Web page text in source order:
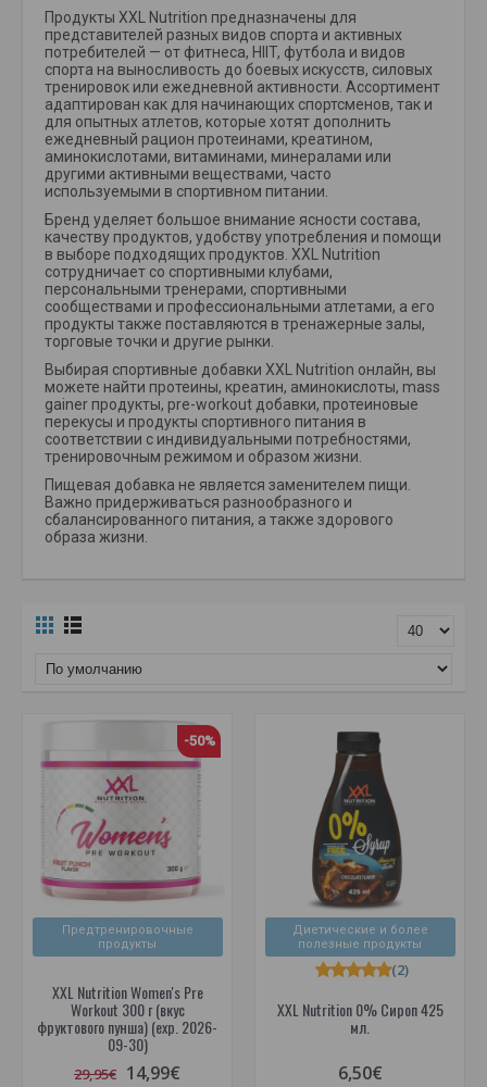
Продукты XXL Nutrition предназначены для
представителей разных видов спорта и активных
потребителей — от фитнеса, HIIT, футбола и видов
спорта на выносливость до боевых искусств, силовых
тренировок или ежедневной активности. Ассортимент
адаптирован как для начинающих спортсменов, так и
для опытных атлетов, которые хотят дополнить
ежедневный рацион протеинами, креатином,
аминокислотами, витаминами, минералами или
другими активными веществами, часто
используемыми в спортивном питании.
Бренд уделяет большое внимание ясности состава,
качеству продуктов, удобству употребления и помощи
в выборе подходящих продуктов. XXL Nutrition
сотрудничает со спортивными клубами,
персональными тренерами, спортивными
сообществами и профессиональными атлетами, а его
продукты также поставляются в тренажерные залы,
торговые точки и другие рынки.
Выбирая спортивные добавки XXL Nutrition онлайн, вы
можете найти протеины, креатин, аминокислоты, mass
gainer продукты, pre-workout добавки, протеиновые
перекусы и продукты спортивного питания в
соответствии с индивидуальными потребностями,
тренировочным режимом и образом жизни.
Пищевая добавка не является заменителем пищи.
Важно придерживаться разнообразного и
сбалансированного питания, а также здорового
образа жизни.
Предтренировочные
продукты
-50%
XXL Nutrition Women's Pre
Workout 300 г (вкус
фруктового пунша) (exp. 2026-
09-30)
29,95€ 14,99€
Диетические и более
полезные продукты
XXL Nutrition 0% Сироп 425
мл.
(2)
6,50€